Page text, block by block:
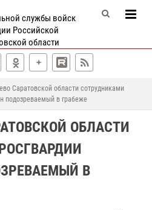
службы войск
Российской
области
Саратовской области сотрудниками
подозреваемый в грабеже
ОБЛАСТИ
В